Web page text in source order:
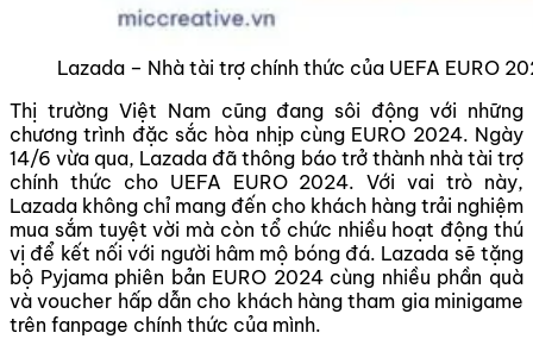
Lazada – Nhà tài trợ chính thức của UEFA EURO
Thị trường Việt Nam cũng đang sôi động với những
chương trình đặc sắc hòa nhịp cùng EURO 2024. Ngày
14/6 vừa qua, Lazada đã thông báo trở thành nhà tài trợ
chính thức cho UEFA EURO 2024. Với vai trò này,
Lazada không chỉ mang đến cho khách hàng trải nghiệm
mua sắm tuyệt vời mà còn tổ chức nhiều hoạt động thú
vị để kết nối với người hâm mộ bóng đá. Lazada sẽ tặng
bộ Pyjama phiên bản EURO 2024 cùng nhiều phần quà
và voucher hấp dẫn cho khách hàng tham gia minigame
trên fanpage chính thức của mình.